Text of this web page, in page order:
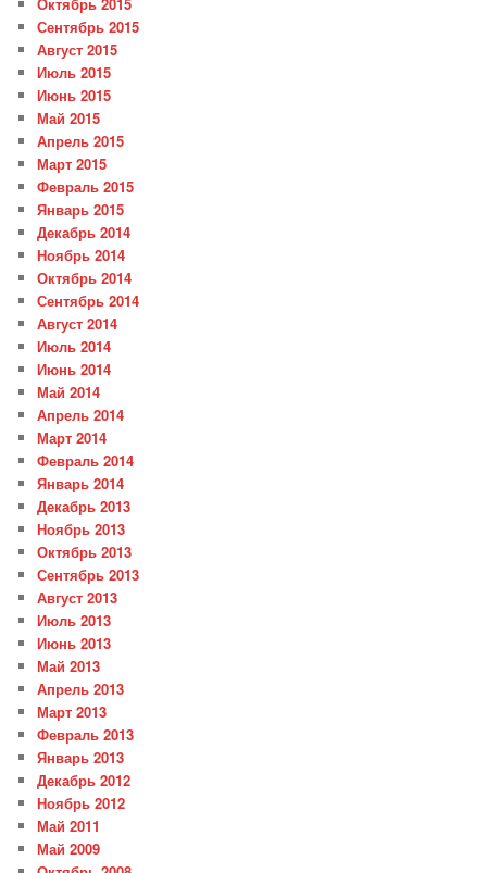
Сентябрь 2015
Август 2015
Июль 2015
Июнь 2015
Май 2015
Апрель 2015
Март 2015
Февраль 2015
Январь 2015
Декабрь 2014
Ноябрь 2014
Октябрь 2014
Сентябрь 2014
Август 2014
Июль 2014
Июнь 2014
Май 2014
Апрель 2014
Март 2014
Февраль 2014
Январь 2014
Декабрь 2013
Ноябрь 2013
Октябрь 2013
Сентябрь 2013
Август 2013
Июль 2013
Июнь 2013
Май 2013
Апрель 2013
Март 2013
Февраль 2013
Январь 2013
Декабрь 2012
Ноябрь 2012
Май 2011
Май 2009